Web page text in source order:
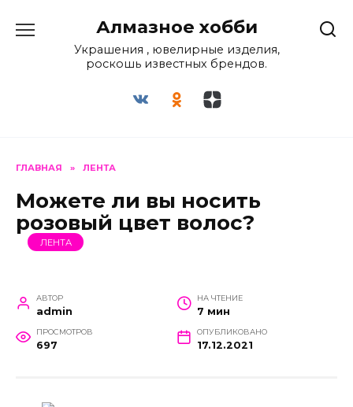
содержанию
Алмазное хобби
Украшения , ювелирные изделия,
роскошь известных брендов.
ГЛАВНАЯ » ЛЕНТА
Можете ли вы носить
розовый цвет волос?
ЛЕНТА
АВТОР
admin
НА ЧТЕНИЕ
7 мин
ПРОСМОТРОВ
697
ОПУБЛИКОВАНО
17.12.2021